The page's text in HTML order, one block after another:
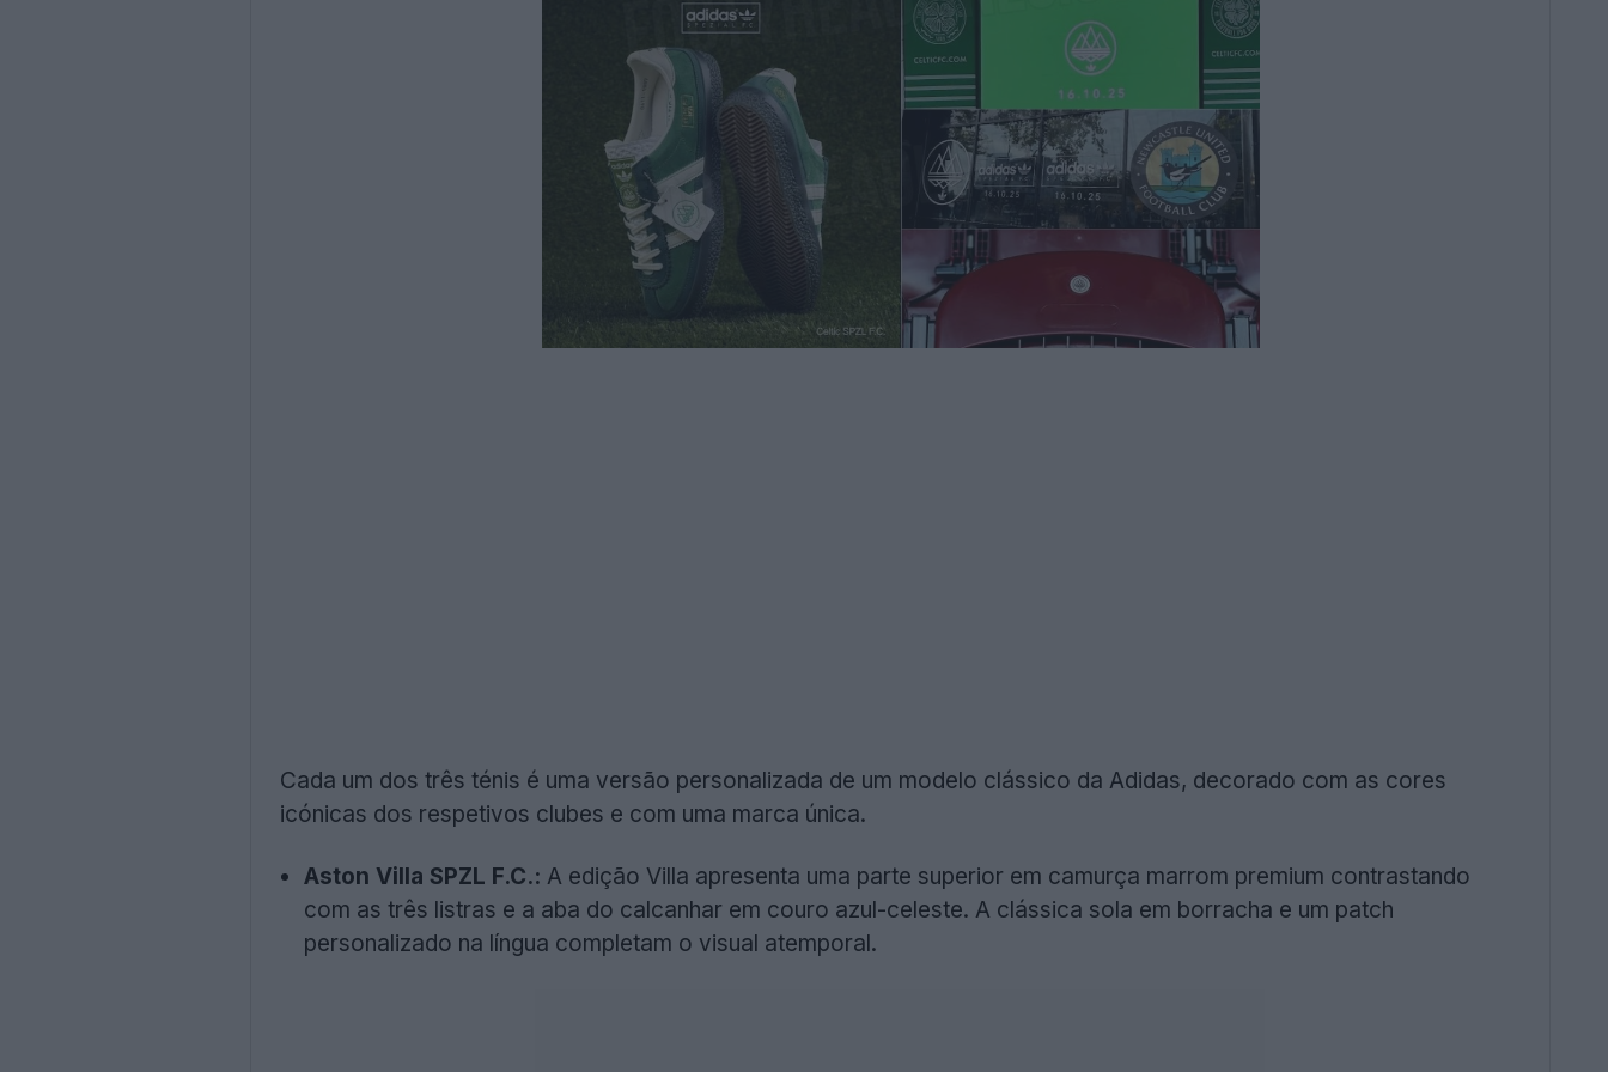
Cada um dos três ténis é uma versão personalizada de um modelo clássico da Adidas, decorado com as cores
icónicas dos respetivos clubes e com uma marca única.
Aston Villa SPZL F.C.: A edição Villa apresenta uma parte superior em camurça marrom premium contrastando
com as três listras e a aba do calcanhar em couro azul-celeste. A clássica sola em borracha e um patch
personalizado na língua completam o visual atemporal.